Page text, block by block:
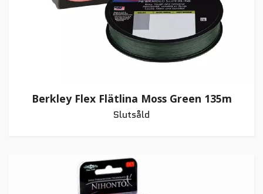
Berkley Flex Flätlina Moss Green 135m
Slutsåld